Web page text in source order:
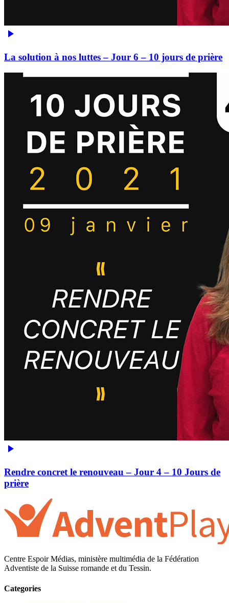
La solution à nos luttes – Jour 6 – 10 jours de prière
Rendre concret le renouveau – Jour 4 – 10 Jours de
prière
Centre Espoir Médias, ministère multimédia de la Fédération
Adventiste de la Suisse romande et du Tessin.
Categories